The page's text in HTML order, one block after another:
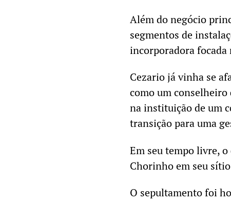
Além do negócio
segmentos de
incorporadora focada
Cezario já vinha se
como um conselheiro
na instituição de um
transição para uma
Em seu tempo livre,
Chorinhoem seu
O sepultamento foi